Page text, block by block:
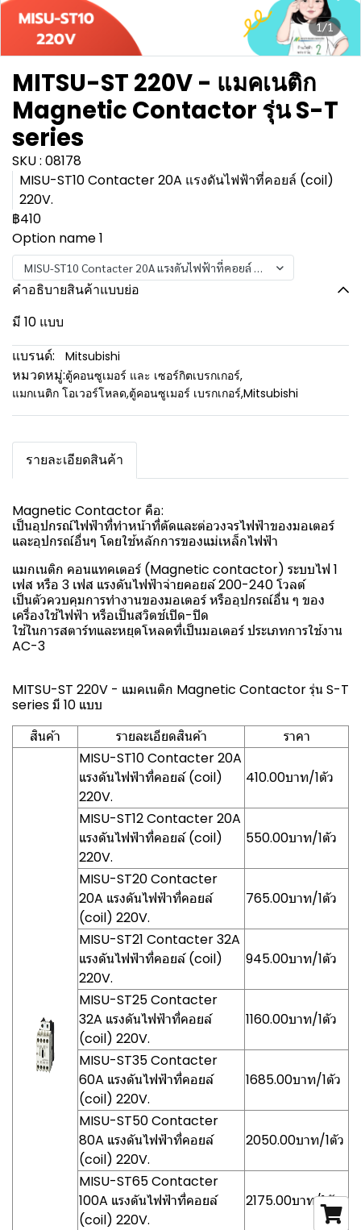
1/1
MITSU-ST 220V - แมคเนติก
Magnetic Contactor รุ่น S-T
series
SKU : 08178
MISU-ST10 Contacter 20A แรงดันไฟฟ้าที่คอยล์ (coil)
220V.
฿410
Option name 1
MISU-ST10 Contacter 20A แรงดันไฟฟ้าที่คอยล์ (coil) 220V.
คำอธิบายสินค้าแบบย่อ
มี 10 แบบ
แบรนด์:
Mitsubishi
หมวดหมู่:ตู้คอนซูเมอร์ และ เซอร์กิตเบรกเกอร์,
แมกเนติก โอเวอร์โหลด,ตู้คอนซูเมอร์ เบรกเกอร์,Mitsubishi
รายละเอียดสินค้า
Magnetic Contactor คือ:
เป็นอุปกรณ์ไฟฟ้าที่ทำหน้าที่ตัดและต่อวงจรไฟฟ้าของมอเตอร์
และอุปกรณ์อื่นๆ โดยใช้หลักการของแม่เหล็กไฟฟ้า
แมกเนติก คอนแทคเตอร์ (Magnetic contactor) ระบบไฟ 1
เฟส หรือ 3 เฟส แรงดันไฟฟ้าจ่ายคอยล์ 200-240 โวลต์
เป็นตัวควบคุมการทำงานของมอเตอร์ หรืออุปกรณ์อื่น ๆ ของ
เครื่องใช้ไฟฟ้า หรือเป็นสวิตช์เปิด-ปิด
ใช้ในการสตาร์ทและหยุดโหลดที่เป็นมอเตอร์ ประเภทการใช้งาน
AC-3
MITSU-ST 220V - แมคเนติก Magnetic Contactor รุ่น S-T
series มี 10 แบบ
สินค้า
รายละเอียดสินค้า
ราคา
MISU-ST10 Contacter 20A
แรงดันไฟฟ้าที่คอยล์ (coil)
220V.
410.00บาท/1ตัว
MISU-ST12 Contacter 20A
แรงดันไฟฟ้าที่คอยล์ (coil)
220V.
550.00บาท/1ตัว
MISU-ST20 Contacter
20A แรงดันไฟฟ้าที่คอยล์
(coil) 220V.
765.00บาท/1ตัว
MISU-ST21 Contacter 32A
แรงดันไฟฟ้าที่คอยล์ (coil)
220V.
945.00บาท/1ตัว
MISU-ST25 Contacter
32A แรงดันไฟฟ้าที่คอยล์
(coil) 220V.
1160.00บาท/1ตัว
MISU-ST35 Contacter
60A แรงดันไฟฟ้าที่คอยล์
(coil) 220V.
1685.00บาท/1ตัว
MISU-ST50 Contacter
80A แรงดันไฟฟ้าที่คอยล์
(coil) 220V.
2050.00บาท/1ตัว
MISU-ST65 Contacter
100A แรงดันไฟฟ้าที่คอยล์
(coil) 220V.
2175.00บาท/1ตัว